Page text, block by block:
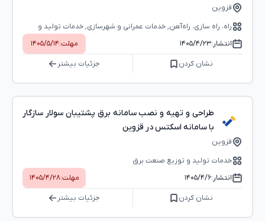
قزوین
راه، راه‌ سازی، راه‌آهن, خدمات عمرانی و شهرسازی, خدمات تولید و
توزیع صنعت برق
انتشار:۱۴۰۵/۴/۲۳ مهلت:۱۴۰۵/۵/۱۴
نشان کردن جزئیات بیشتر
طراحی و تهیه و نصب سامانه برق پشتیبان سولار سازگار
با سامانه اسکتس در قزوین
قزوین
خدمات تولید و توزیع صنعت برق
انتشار:۱۴۰۵/۴/۶ مهلت:۱۴۰۵/۴/۲۸
نشان کردن جزئیات بیشتر